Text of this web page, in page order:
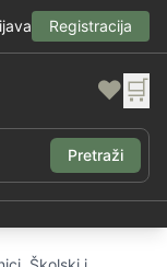
Registracija
❤️ 🛒
Pretraži